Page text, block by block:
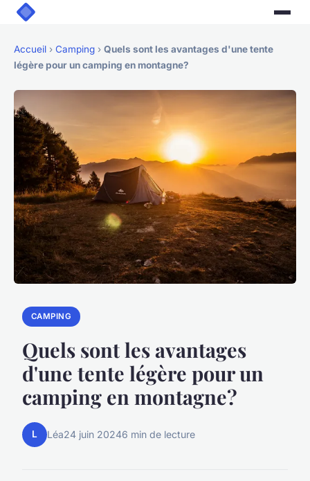
Accueil › Camping › Quels sont les avantages d'une tente
légère pour un camping en montagne?
CAMPING
Quels sont les avantages
d'une tente légère pour un
camping en montagne?
L Léa24 juin 20246 min de lecture